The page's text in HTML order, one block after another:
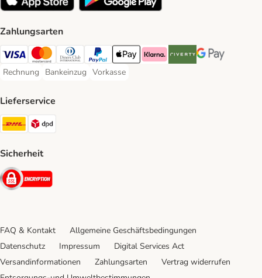
Zahlungsarten
Visa Payment Method
Mastercard Payment Method
Diners Club Payment Method
PayPal Payment Method
Apple Pay Payment Method
Klarna Payment Method
Riverty Payment Method
Google Pay
Rechnung
Rechnung Payment Method
Bankeinzug
Bankeinzug Payment Method
Vorkasse
Vorkasse Payment Method
Lieferservice
DHL Shipping Method
Sicherheit
Security
FAQ & Kontakt
Allgemeine Geschäftsbedingungen
Datenschutz
Impressum
Digital Services Act
Versandinformationen
Zahlungsarten
Vertrag widerrufen